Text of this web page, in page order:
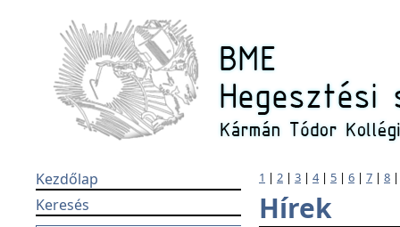
Kezdőlap
Keresés
1 | 2 | 3 | 4| 5 | 6 | 7 | 8
Hírek